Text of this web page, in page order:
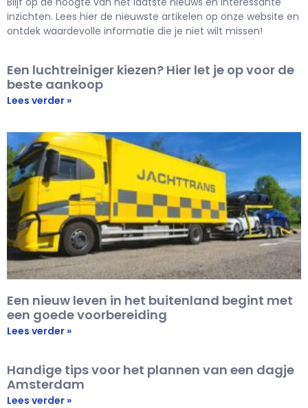
inzichten. Lees hier de nieuwste artikelen op onze website en
ontdek waardevolle informatie die je niet wilt missen!
Een luchtreiniger kiezen? Hier let je op voor de
beste aankoop
Lees verder »
Een nieuw leven in het buitenland begint met
een goede voorbereiding
Lees verder »
Handige tips voor het plannen van een dagje
Amsterdam
Lees verder »